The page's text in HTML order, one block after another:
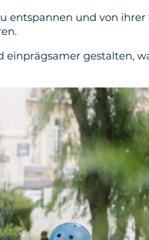
entspannen und von
gestalten,